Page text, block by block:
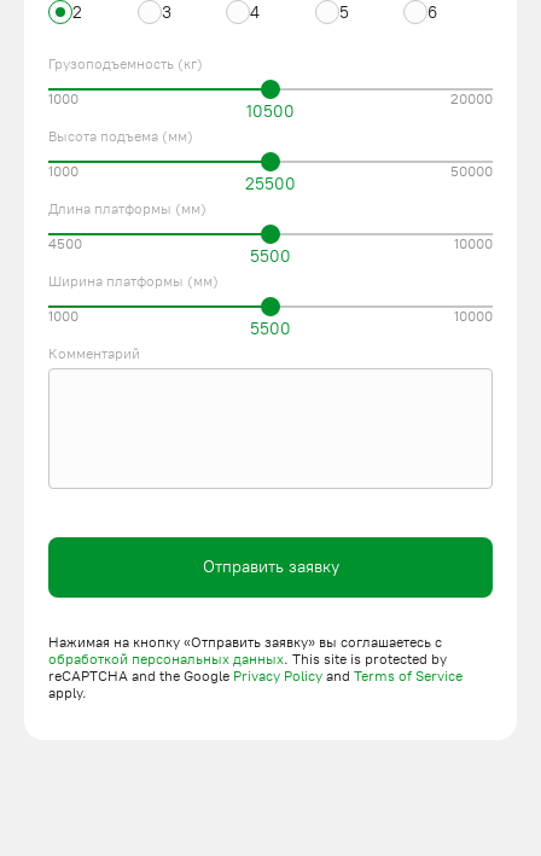
2 3 4 5 6
Грузоподъемность (кг)
10500
1000 20000
Высота подъема (мм)
25500
1000 50000
Длина платформы (мм)
5500
4500 10000
Ширина платформы (мм)
5500
1000 10000
Комментарий
Отправить заявку
Нажимая на кнопку «Отправить заявку» вы соглашаетесь с
обработкой персональных данных. This site is protected by
reCAPTCHA and the Google Privacy Policy and Terms of Service
apply.